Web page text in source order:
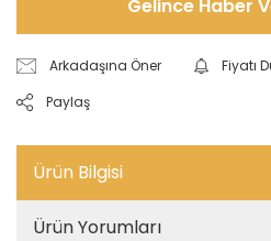
Gelince Haber
Arkadaşına Öner
Fiyatı
Paylaş
Ürün Bilgisi
Ürün Yorumları